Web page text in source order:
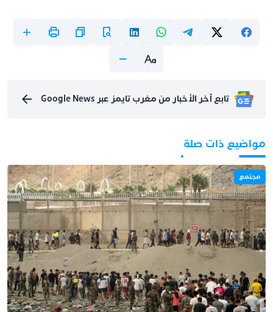
تابع آخر الأخبار من مغرب تايمز عبر Google News
مواضيع ذات صلة
مجتمع